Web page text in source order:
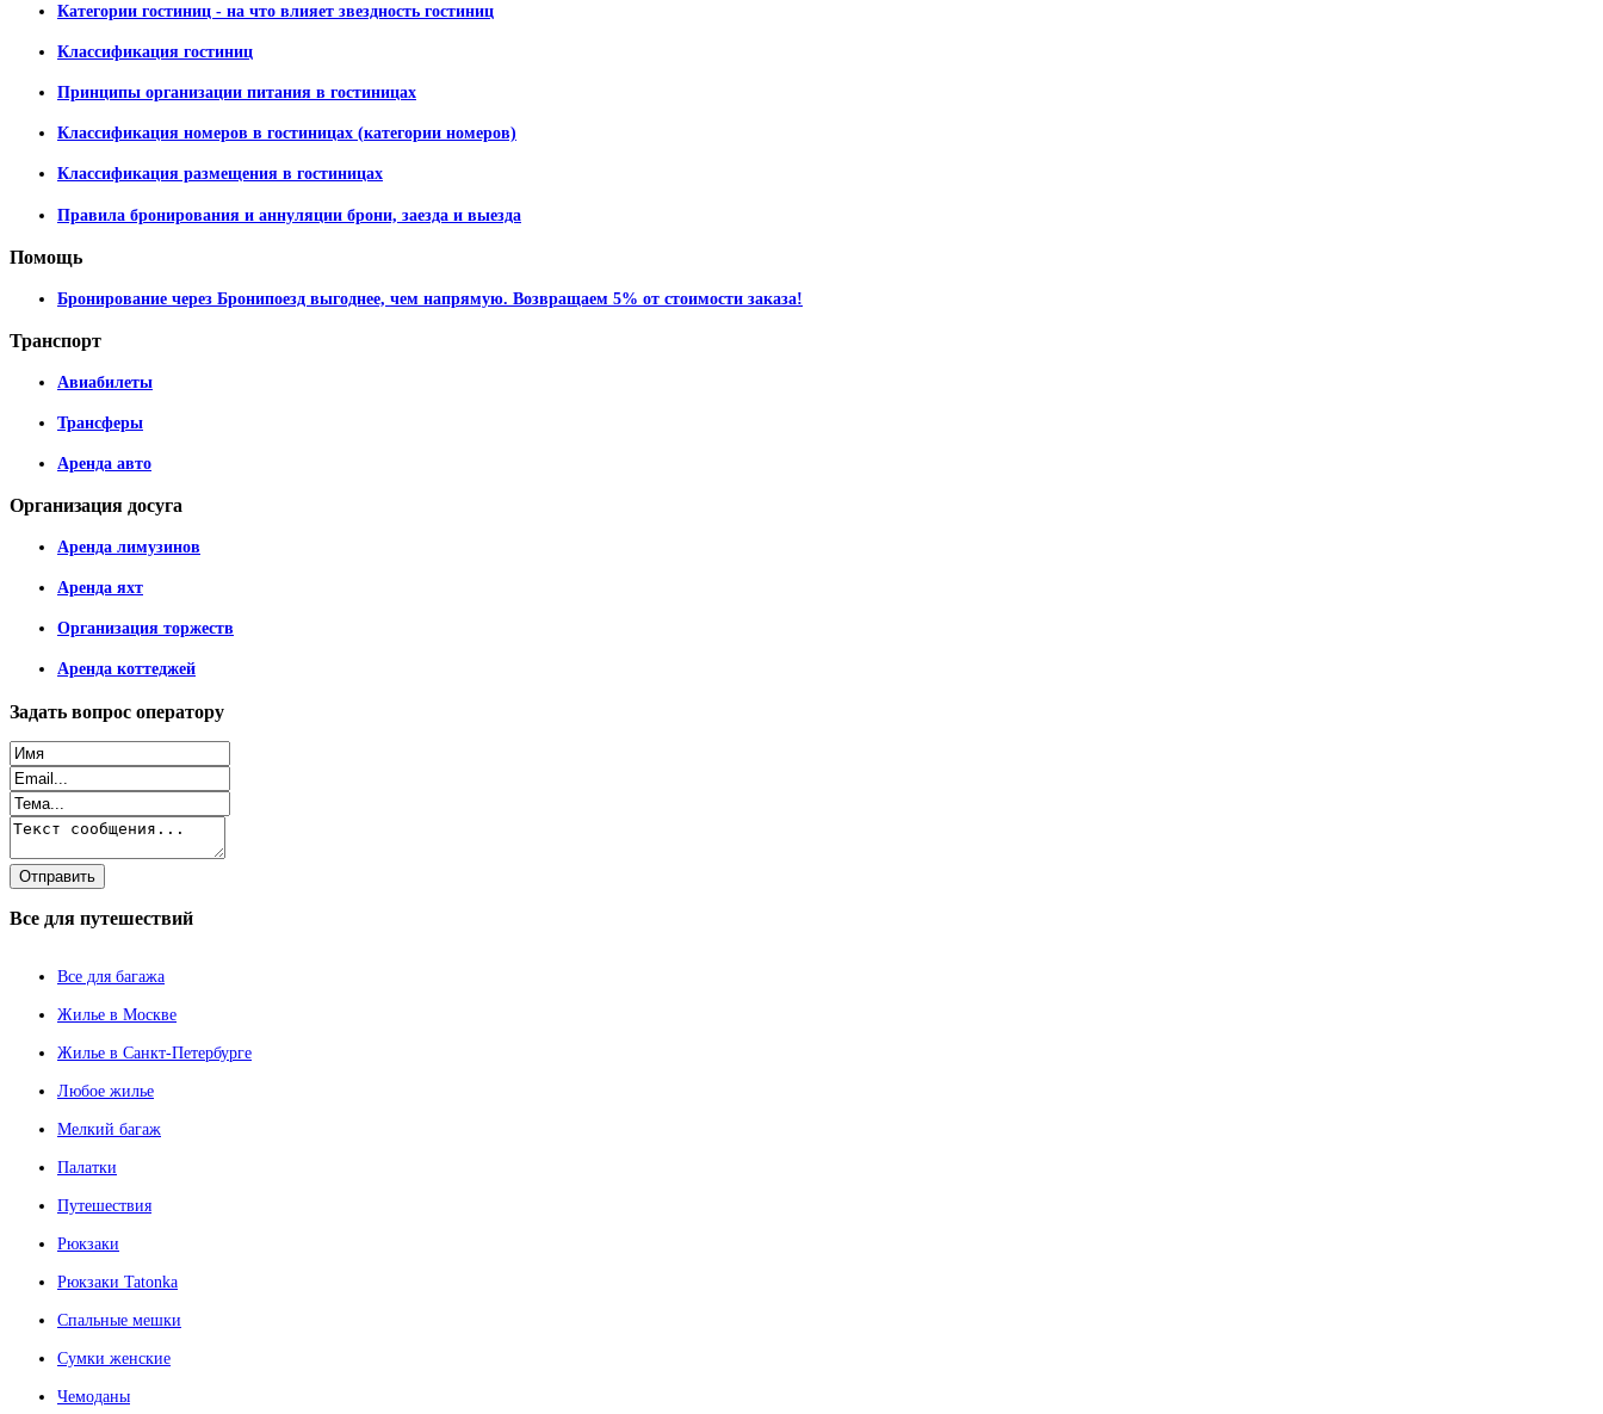
Категории гостиниц - на что влияет звездность гостиниц
Классификация гостиниц
Принципы организации питания в гостиницах
Классификация номеров в гостиницах (категории номеров)
Классификация размещения в гостиницах
Правила бронирования и аннуляции брони, заезда и выезда
Помощь
Бронирование через Бронипоезд выгоднее, чем напрямую. Возвращаем 5% от стоимости заказа!
Транспорт
Авиабилеты
Трансферы
Аренда авто
Организация досуга
Аренда лимузинов
Аренда яхт
Организация торжеств
Аренда коттеджей
Задать вопрос оператору
Все для путешествий
Все для багажа
Жилье в Москве
Жилье в Санкт-Петербурге
Любое жилье
Мелкий багаж
Палатки
Путешествия
Рюкзаки
Рюкзаки Tatonka
Спальные мешки
Сумки женские
Чемоданы